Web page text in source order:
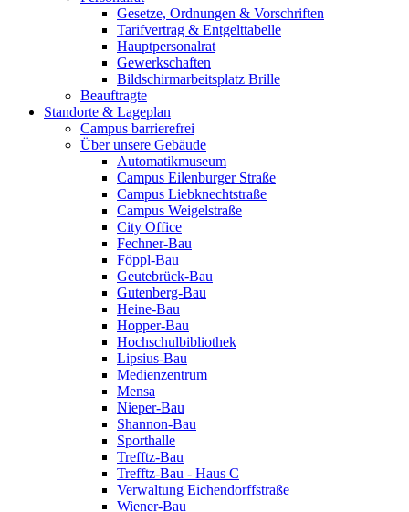
Gesetze, Ordnungen & Vorschriften
Tarifvertrag & Entgelttabelle
Hauptpersonalrat
Gewerkschaften
Bildschirmarbeitsplatz Brille
Beauftragte
Standorte & Lageplan
Campus barrierefrei
Über unsere Gebäude
Automatikmuseum
Campus Eilenburger Straße
Campus Liebknechtstraße
Campus Weigelstraße
City Office
Fechner-Bau
Föppl-Bau
Geutebrück-Bau
Gutenberg-Bau
Heine-Bau
Hopper-Bau
Hochschulbibliothek
Lipsius-Bau
Medienzentrum
Mensa
Nieper-Bau
Shannon-Bau
Sporthalle
Trefftz-Bau
Trefftz-Bau - Haus C
Verwaltung Eichendorffstraße
Wiener-Bau